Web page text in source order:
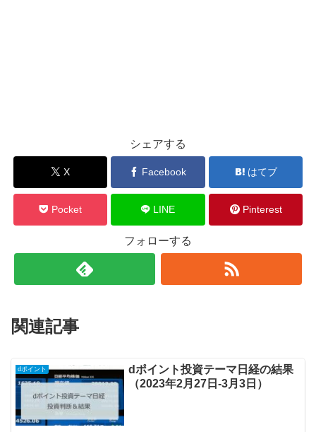
シェアする
X Facebook はてブ
Pocket LINE Pinterest
フォローする
関連記事
dポイント
dポイント投資テーマ日経の結果
（2023年2月27日-3月3日）